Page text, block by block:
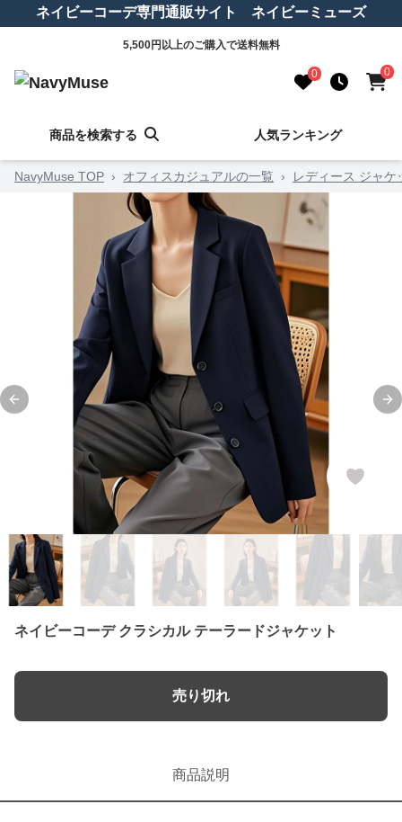
ネイビーコーデ専門通販サイト ネイビーミューズ
5,500円以上のご購入で送料無料
0 0
商品を検索する 人気ランキング
NavyMuse TOP › オフィスカジュアルの一覧 › レディース ジャケ
Previous slide
ネイビーコーデ クラシカル テーラードジャケット
売り切れ
商品説明